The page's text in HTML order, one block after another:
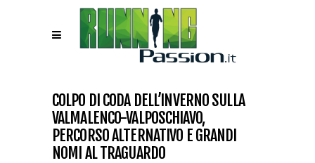
COLPO DI CODA DELL’INVERNO SULLA
VALMALENCO-VALPOSCHIAVO,
PERCORSO ALTERNATIVO E GRANDI
NOMI AL TRAGUARDO